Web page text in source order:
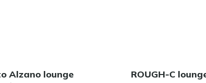
Alzano lounge
ROUGH-C